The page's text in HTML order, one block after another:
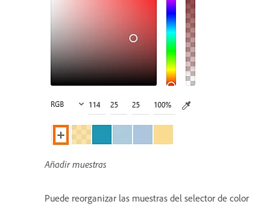
Añadir muestras
Puede reorganizar las muestras del selector de color